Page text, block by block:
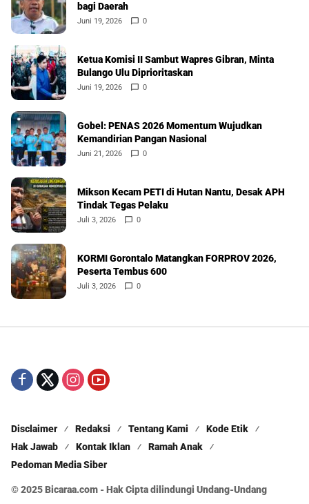
bagi Daerah
Juni 19, 2026 0
Ketua Komisi II Sambut Wapres Gibran, Minta
Bulango Ulu Diprioritaskan
Juni 19, 2026 0
Gobel: PENAS 2026 Momentum Wujudkan
Kemandirian Pangan Nasional
Juni 21, 2026 0
Mikson Kecam PETI di Hutan Nantu, Desak APH
Tindak Tegas Pelaku
Juli 3, 2026 0
KORMI Gorontalo Matangkan FORPROV 2026,
Peserta Tembus 600
Juli 3, 2026 0
Disclaimer Redaksi Tentang Kami
Kode Etik
Hak Jawab
Kontak Iklan
Ramah Anak
Pedoman Media Siber
© 2025 Bicaraa.com - Hak Cipta dilindungi Undang-Undang